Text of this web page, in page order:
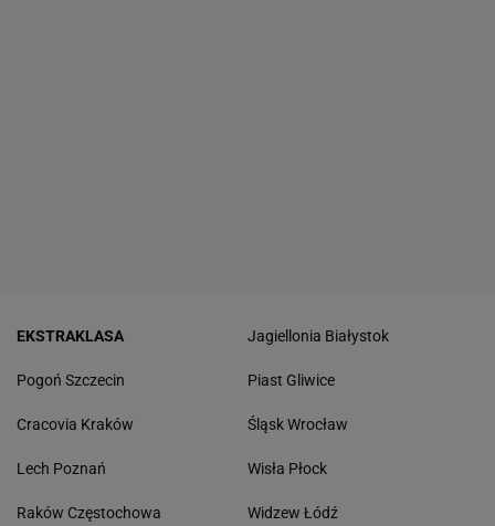
EKSTRAKLASA
Pogoń Szczecin
Cracovia Kraków
Lech Poznań
Raków Częstochowa
Jagiellonia Białystok
Piast Gliwice
Śląsk Wrocław
Wisła Płock
Widzew Łódź